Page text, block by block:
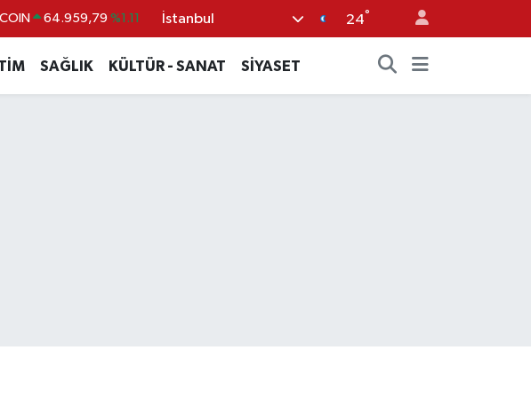
47,7436 %0.18 İstanbul 24°
SAĞLIK KÜLTÜR - SANAT SİYASET